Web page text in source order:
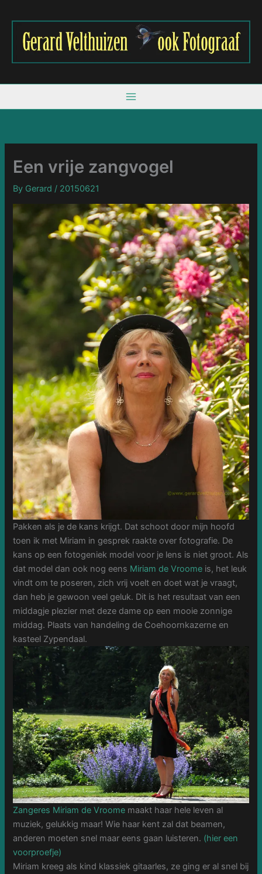
content
Een vrije zangvogel
By Gerard / 20150621
Pakken als je de kans krijgt. Dat schoot door mijn hoofd
toen ik met Miriam in gesprek raakte over fotografie. De
kans op een fotogeniek model voor je lens is niet groot. Als
dat model dan ook nog eens Miriam de Vroome is, het leuk
vindt om te poseren, zich vrij voelt en doet wat je vraagt,
dan heb je gewoon veel geluk. Dit is het resultaat van een
middagje plezier met deze dame op een mooie zonnige
middag. Plaats van handeling de Coehoornkazerne en
kasteel Zypendaal.
Zangeres Miriam de Vroome maakt haar hele leven al
muziek, gelukkig maar! Wie haar kent zal dat beamen,
anderen moeten snel maar eens gaan luisteren. (hier een
voorproefje)
Miriam kreeg als kind klassiek gitaarles, ze ging er al snel bij